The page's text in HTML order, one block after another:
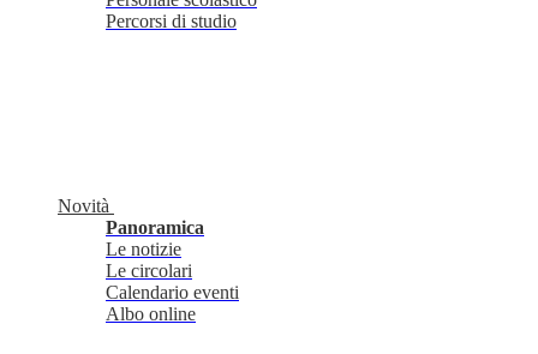
Percorsi di studio
Novità
Panoramica
Le notizie
Le circolari
Calendario eventi
Albo online